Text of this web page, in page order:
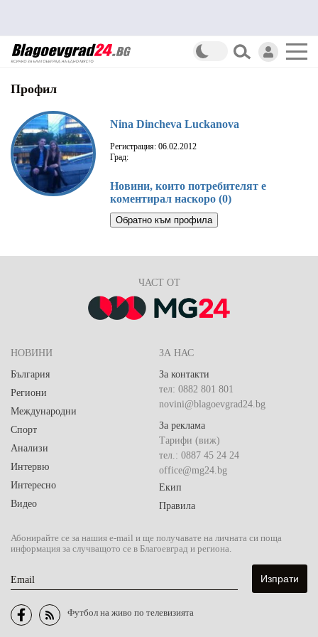
Профил
Nina Dincheva Luckanova
Регистрация: 06.02.2012
Град:
Новини, които потребителят е
коментирал наскоро (0)
Обратно към профила
ЧАСТ ОТ
НОВИНИ
България
Региони
Международни
Спорт
Анализи
Интервю
Интересно
Видео
ЗА НАС
За контакти
тел: 0882 801 801
novini@blagoevgrad24.bg
За реклама
Тарифи (виж)
тел.: 0887 45 24 24
office@mg24.bg
Екип
Правила
Абонирайте се за нашия e-mail и ще получавате на личната си поща
информация за случващото се в Благоевград и региона.
Email
Футбол на живо по телевизията